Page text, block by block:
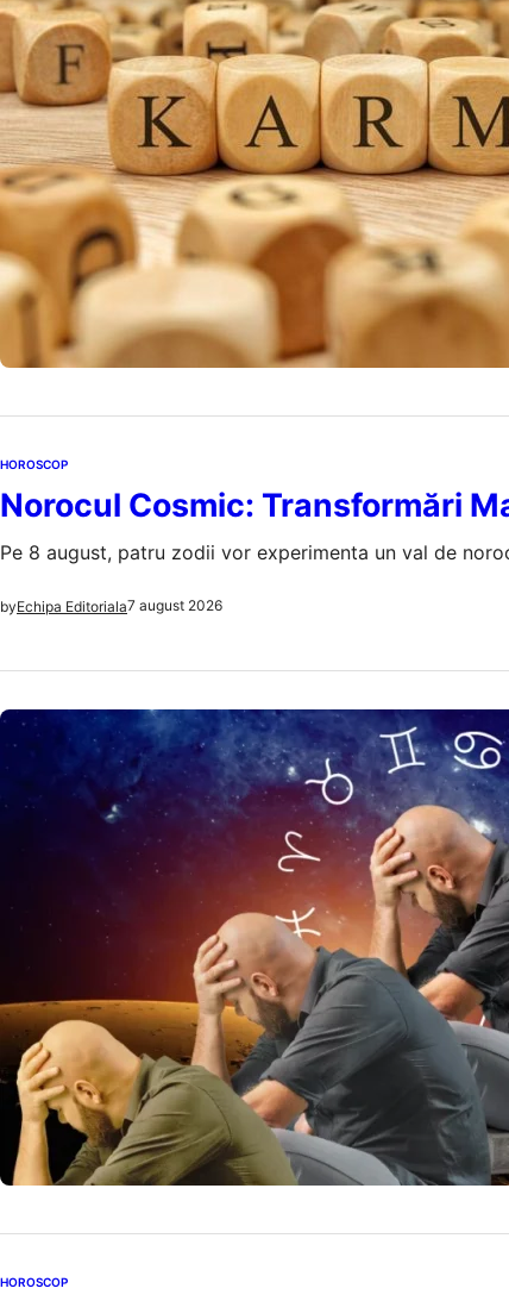
Eclipsa din
explorând
by Echipa Editoriala
HOROSCOP
Norocul Cosmic: Transformări
Pe 8 august, patru zodii vor experimenta un val de
byEchipa Editoriala7 august 2026
HOROSCOP
Mituri
Astrologia
februarie,
byEchipa Editoriala
HOROSCOP